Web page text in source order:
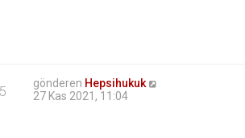
gönderen Hepsihukuk
27 Kas 2021, 11:04